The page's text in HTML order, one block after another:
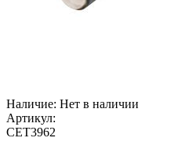
Наличие: Нет в наличии
Артикул:
CET3962